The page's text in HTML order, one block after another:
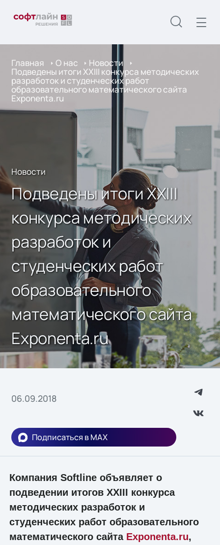
Главная О нас Новости
Подведены итоги XXIII конкурса методических
разработок и студенческих работ
образовательного математического сайта
Exponenta.ru
Новости
Подведены итоги XXIII
конкурса методических
разработок и
студенческих работ
образовательного
математического сайта
Exponenta.ru
06.09.2018
Подписаться в MAX
Компания Softline объявляет о
подведении итогов XXIII конкурса
методических разработок и
студенческих работ образовательного
математического сайта Exponenta.ru,